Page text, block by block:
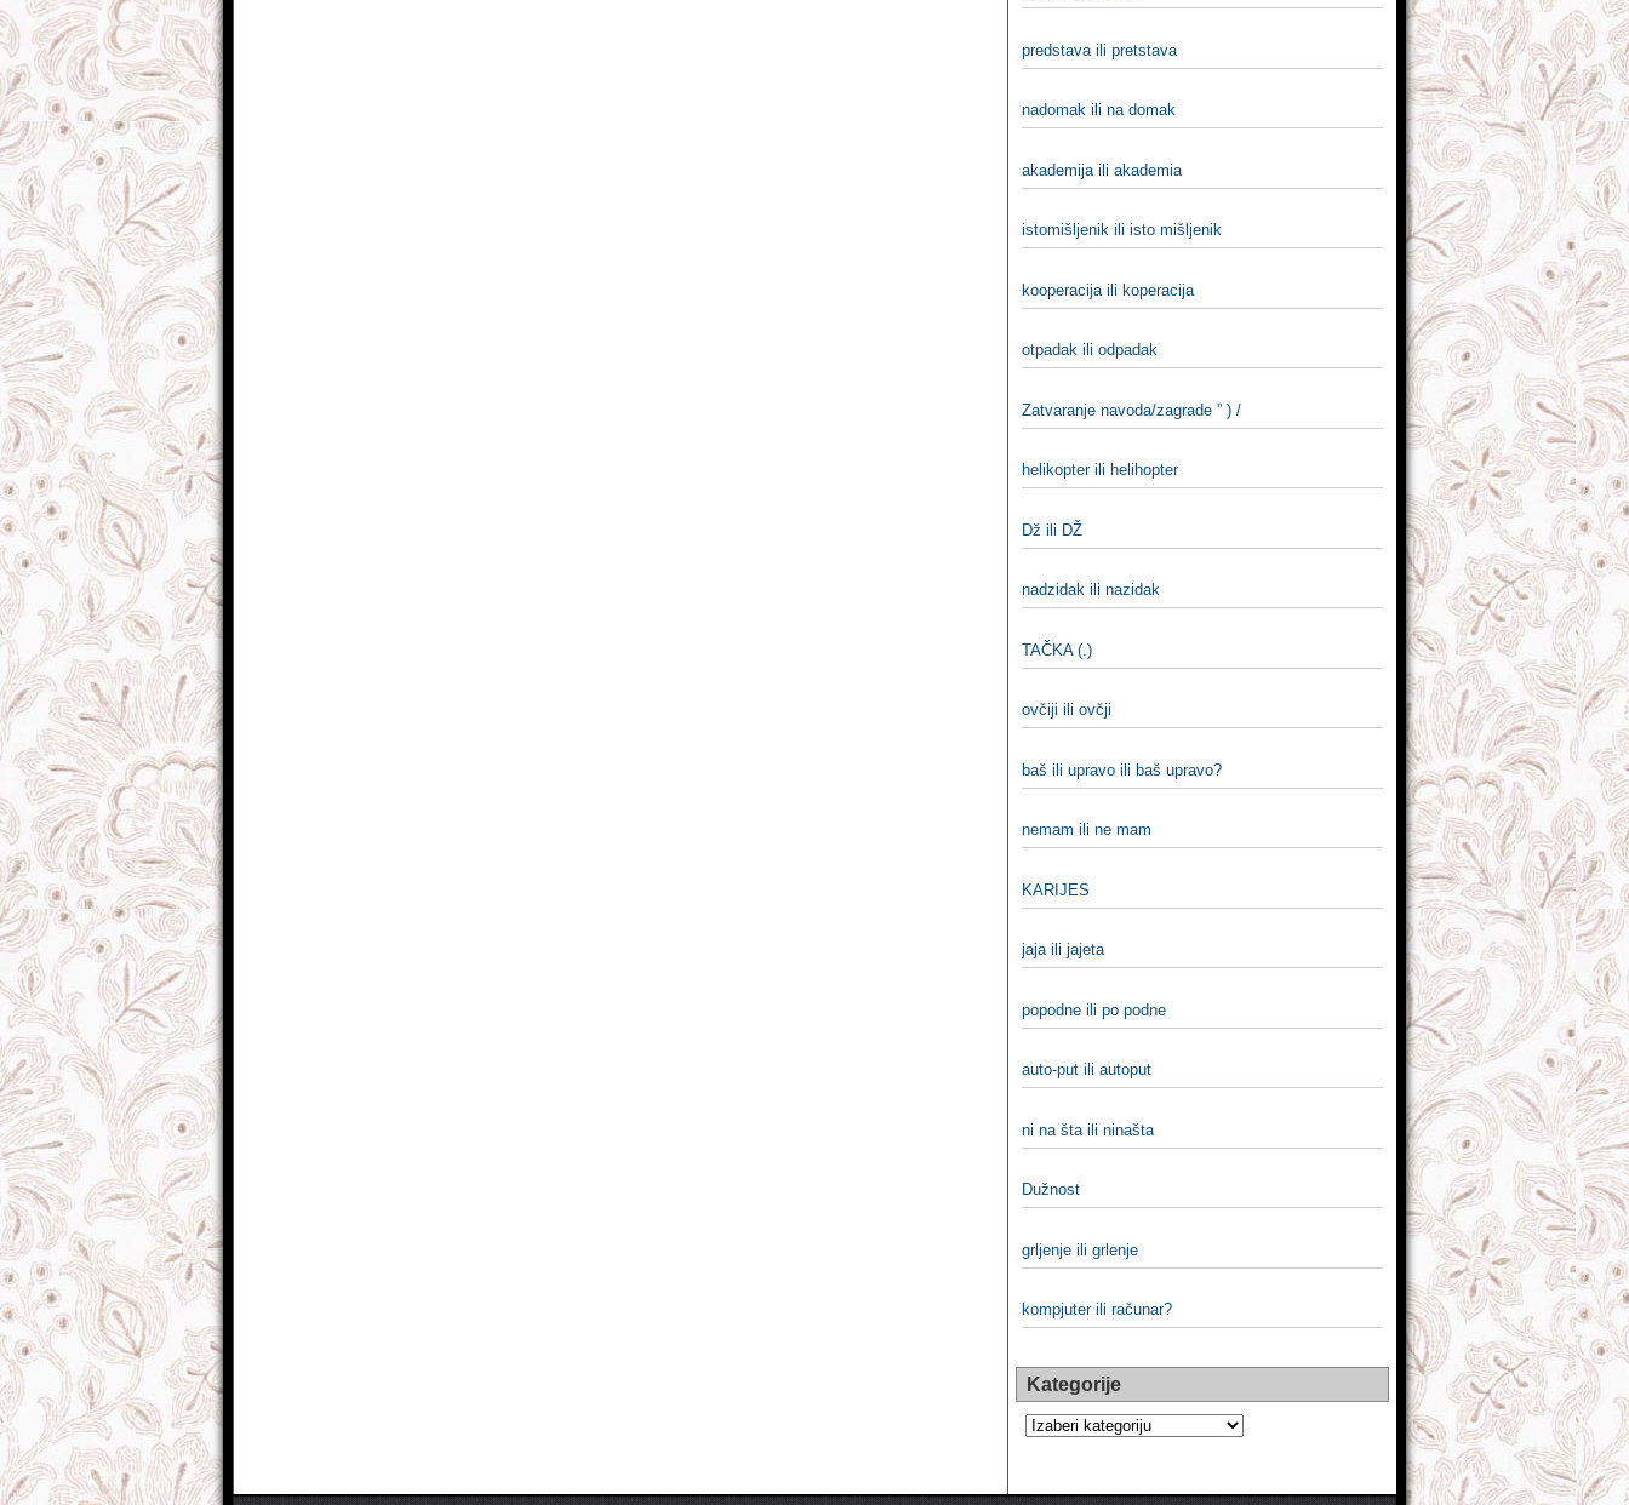
predstava ili pretstava
nadomak ili na domak
akademija ili akademia
istomišlјenik ili isto mišlјenik
kooperacija ili koperacija
otpadak ili odpadak
Zatvaranje navoda/zagrade ” ) /
helikopter ili helihopter
Dž ili DŽ
nadzidak ili nazidak
TAČKA (.)
ovčiji ili ovčji
baš ili upravo ili baš upravo?
nemam ili ne mam
KARIJES
jaja ili jajeta
popodne ili po podne
auto-put ili autoput
ni na šta ili ninašta
Dužnost
grljenje ili grlenje
kompjuter ili računar?
Kategorije
Kategorije